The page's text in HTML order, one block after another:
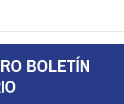
BOLETÍN